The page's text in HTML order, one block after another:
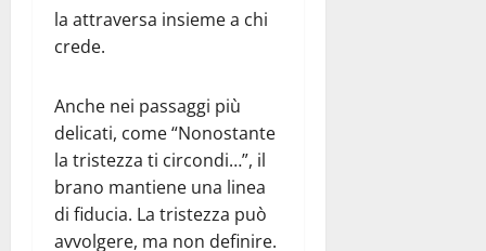
la attraversa insieme a chi
crede.
Anche nei passaggi più
delicati, come “Nonostante
la tristezza ti circondi…”, il
brano mantiene una linea
di fiducia. La tristezza può
avvolgere, ma non definire.